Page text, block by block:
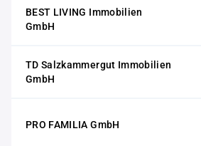
BEST LIVING Immobilien
GmbH
TD Salzkammergut Immobilien
GmbH
PRO FAMILIA GmbH